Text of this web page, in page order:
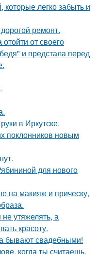
легко забыть и
ремонт.
от своего
и предстала перед
в Иркутске.
поклонников новым
для нового
на макияж и прическу,
утяжелять, а
красоту.
бывают свадебными!
когда ты считаешь,